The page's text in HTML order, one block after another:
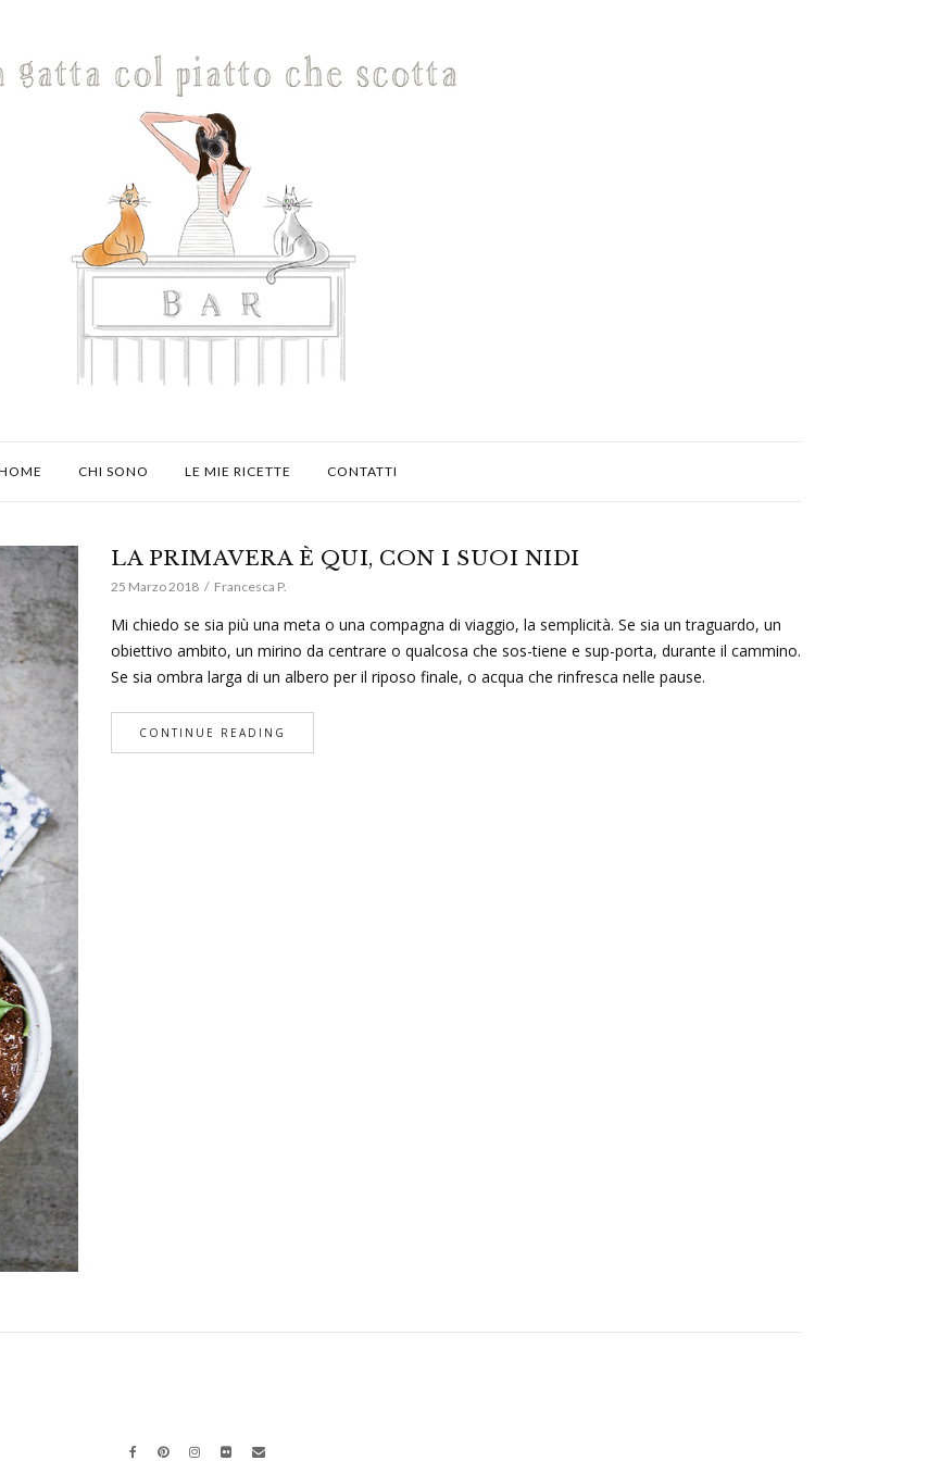
CHI SONO LE MIE RICETTE CONTATTI
LA PRIMAVERA È QUI, CON I SUOI NIDI
25 Marzo 2018 Francesca P.
Mi chiedo se sia più una meta o una compagna di viaggio, la semplicità. Se sia un traguardo, un
obiettivo ambito, un mirino da centrare o qualcosa che sos-tiene e sup-porta, durante il cammino.
Se sia ombra larga di un albero per il riposo finale, o acqua che rinfresca nelle pause.
CONTINUE READING